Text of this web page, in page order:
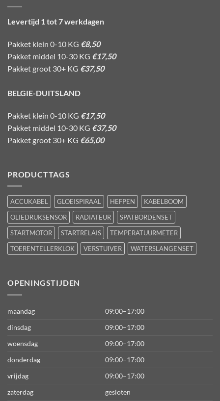
Levertijd 1 tot 7 werkdagen
Pakket klein 0-10 KG €8,50
Pakket middel 10-30 KG €17,50
Pakket groot 30+ KG €37,50
BELGIE-DUITSLAND
Pakket klein 0-10 KG €17,50
Pakket middel 10-30 KG €37,50
Pakket groot 30+ KG €65,00
PRODUCTTAGS
ACCUKABEL GLOEISPIRAAL HEFPEN
KABELBOOM
OLIEDRUKSENSOR
RADIATEUR
SPATBORDENSET
STARTMOTOR
STARTRELAIS
TEMPERATUURMETER
TOERENTELLERKLOK
VERSTUIVER WATERSLANGENSET
OPENINGSTIJDEN
maandag
09:00–17:00
dinsdag
09:00–17:00
woensdag
09:00–17:00
donderdag
09:00–17:00
vrijdag
09:00–17:00
zaterdag
gesloten